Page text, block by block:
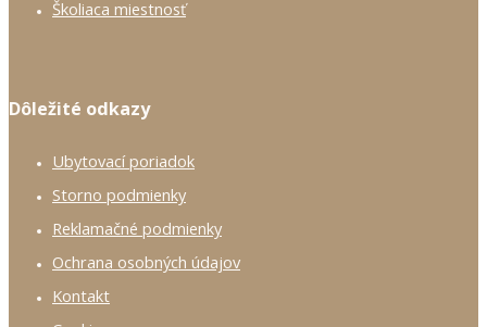
Školiaca miestnosť
Dôležité odkazy
Ubytovací poriadok
Storno podmienky
Reklamačné podmienky
Ochrana osobných údajov
Kontakt